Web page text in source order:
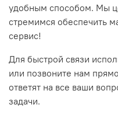
удобным способом. Мы
стремимся обеспечить
сервис!
Для быстрой связи
или позвоните нам
ответят на все ваши
задачи.